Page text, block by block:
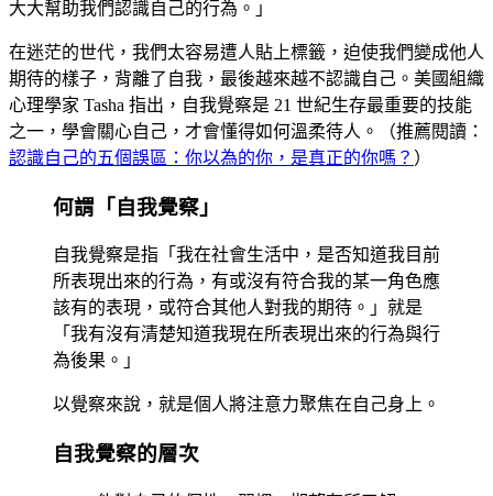
大大幫助我們認識自己的行為。」
在迷茫的世代，我們太容易遭人貼上標籤，迫使我們變成他人
期待的樣子，背離了自我，最後越來越不認識自己。美國組織
心理學家 Tasha 指出，自我覺察是 21 世紀生存最重要的技能
之一，學會關心自己，才會懂得如何溫柔待人。（推薦閱讀：
認識自己的五個誤區：你以為的你，是真正的你嗎？ ）
何謂「自我覺察」
自我覺察是指「我在社會生活中，是否知道我目前
所表現出來的行為，有或沒有符合我的某一角色應
該有的表現，或符合其他人對我的期待。」就是
「我有沒有清楚知道我現在所表現出來的行為與行
為後果。」
以覺察來說，就是個人將注意力聚焦在自己身上。
自我覺察的層次